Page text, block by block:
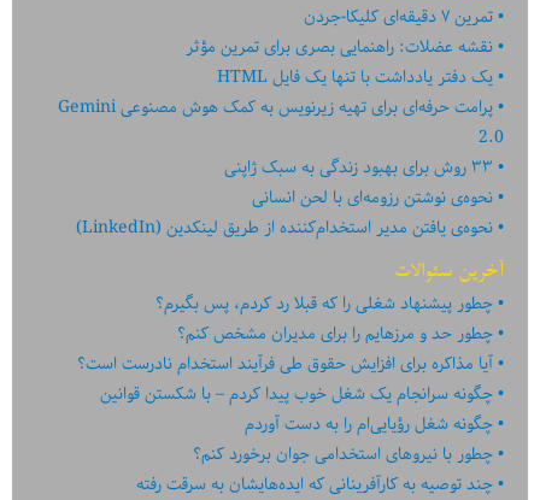
تمرین ۷ دقیقه‌ای کلیکا-جردن
نقشه عضلات: راهنمایی بصری برای تمرین مؤثر
یک دفتر یادداشت با تنها یک فایل HTML
پرامت حرفه‌ای برای تهیه زیرنویس به کمک هوش مصنوعی Gemini
2.0
۳۳ روش برای بهبود زندگی به سبک ژاپنی
نحوه‌ی نوشتن رزومه‌ای با لحن انسانی
نحوه‌ی یافتن مدیر استخدام‌کننده از طریق لینکدین (LinkedIn)
آخرین سئوالات
چطور پیشنهاد شغلی را که قبلا رد کردم، پس بگیرم؟
چطور حد و مرزهایم را برای مدیران مشخص کنم؟
آیا مذاکره برای افزایش حقوق طی فرآیند استخدام نادرست است؟
چگونه سرانجام یک شغل خوب پیدا کردم – با شکستن قوانین
چگونه شغل رؤیایی‌ام را به دست آوردم
چطور با نیروهای استخدامی جوان برخورد کنم؟
چند توصیه به کارآفرینانی که ایده‏‏‌‏‏‌هایشان به سرقت رفته